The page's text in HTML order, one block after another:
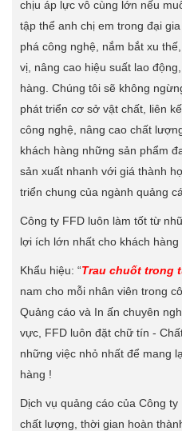
chịu áp lực vô cùng lớn nếu
tập thể anh chị em trong đại
phá công nghệ, nắm bắt xu
vị, nâng cao hiệu suất lao
hàng. Chúng tôi sẽ không
phát triển cơ sở vật chất, liên
công nghệ, nâng cao chất
khách hàng những sản phẩm
sản xuất nhanh với giá thành
triển chung của ngành quảng
Công ty FFD luôn làm tốt từ
lợi ích lớn nhất cho khách hàng
Khẩu hiệu: “Trau chuốt trong
nam cho mỗi nhân viên trong
Quảng cáo và In ấn chuyên
vực, FFD luôn đặt chữ tín -
những việc nhỏ nhất để mang
hàng !
Dịch vụ quảng cáo của Công
chất lượng, thời gian hoàn